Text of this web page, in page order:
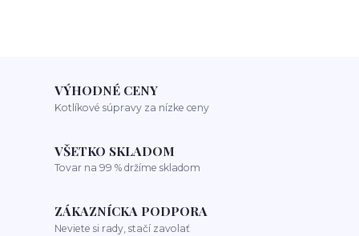
VÝHODNÉ CENY
Kotlíkové súpravy za nízke ceny
VŠETKO SKLADOM
Tovar na 99 % držíme skladom
ZÁKAZNÍCKA PODPORA
Neviete si rady, stačí zavolať